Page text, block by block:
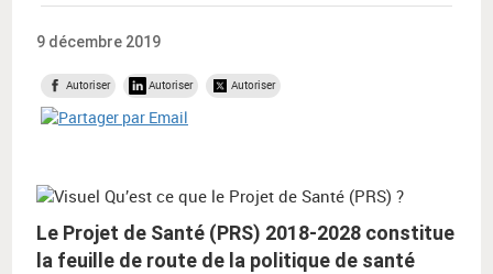
9 décembre 2019
Autoriser Autoriser Autoriser
Le Projet de Santé (PRS) 2018-2028 constitue
la feuille de route de la politique de santé